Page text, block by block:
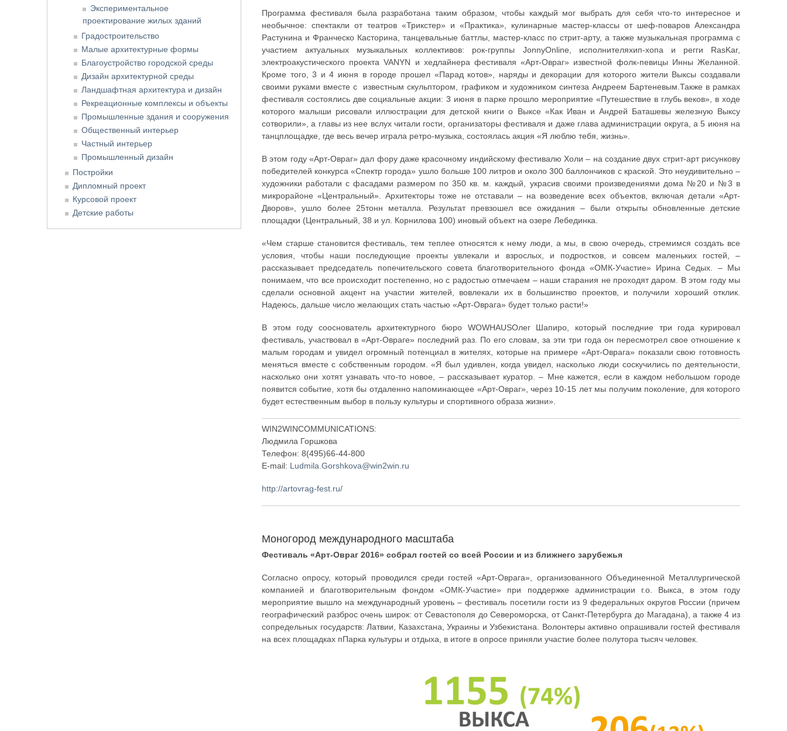
Программа фестиваля была разработана таким образом, чтобы каждый мог выбрать для себя что-то интересное и
необычное: спектакли от театров «Трикстер» и «Практика», кулинарные мастер-классы от шеф-поваров Александра
Растунина и Франческо Касторина, танцевальные баттлы, мастер-класс по стрит-арту, а также музыкальная программа с
участием актуальных музыкальных коллективов: рок-группы JonnyOnline, исполнителяхип-хопа и регги RasKar,
электроакустического проекта VANYN и хедлайнера фестиваля «Арт-Овраг» известной фолк-певицы Инны Желанной.
Кроме того, 3 и 4 июня в городе прошел «Парад котов», наряды и декорации для которого жители Выксы создавали
своими руками вместе с известным скульптором, графиком и художником синтеза Андреем Бартеневым.Также в рамках
фестиваля состоялись две социальные акции: 3 июня в парке прошло мероприятие «Путешествие в глубь веков», в ходе
которого малыши рисовали иллюстрации для детской книги о Выксе «Как Иван и Андрей Баташевы железную Выксу
сотворили», а главы из нее вслух читали гости, организаторы фестиваля и даже глава администрации округа, а 5 июня на
танцплощадке, где весь вечер играла ретро-музыка, состоялась акция «Я люблю тебя, жизнь».
В этом году «Арт-Овраг» дал фору даже красочному индийскому фестивалю Холи – на создание двух стрит-арт рисункову
победителей конкурса «Спектр города» ушло больше 100 литров и около 300 баллончиков с краской. Это неудивительно –
художники работали с фасадами размером по 350 кв. м. каждый, украсив своими произведениями дома №20 и №3 в
микрорайоне «Центральный». Архитекторы тоже не отставали – на возведение всех объектов, включая детали «Арт-
Дворов», ушло более 25тонн металла. Результат превзошел все ожидания – были открыты обновленные детские
площадки (Центральный, 38 и ул. Корнилова 100) иновый объект на озере Лебединка.
«Чем старше становится фестиваль, тем теплее относятся к нему люди, а мы, в свою очередь, стремимся создать все
условия, чтобы наши последующие проекты увлекали и взрослых, и подростков, и совсем маленьких гостей, –
рассказывает председатель попечительского совета благотворительного фонда «ОМК-Участие» Ирина Седых. – Мы
понимаем, что все происходит постепенно, но с радостью отмечаем – наши старания не проходят даром. В этом году мы
сделали основной акцент на участии жителей, вовлекали их в большинство проектов, и получили хороший отклик.
Надеюсь, дальше число желающих стать частью «Арт-Оврага» будет только расти!»
В этом году сооснователь архитектурного бюро WOWHAUSОлег Шапиро, который последние три года курировал
фестиваль, участвовал в «Арт-Овраге» последний раз. По его словам, за эти три года он пересмотрел свое отношение к
малым городам и увидел огромный потенциал в жителях, которые на примере «Арт-Оврага» показали свою готовность
меняться вместе с собственным городом. «Я был удивлен, когда увидел, насколько люди соскучились по деятельности,
насколько они хотят узнавать что-то новое, – рассказывает куратор. – Мне кажется, если в каждом небольшом городе
появится событие, хотя бы отдаленно напоминающее «Арт-Овраг», через 10-15 лет мы получим поколение, для которого
будет естественным выбор в пользу культуры и спортивного образа жизни».
WIN2WINCOMMUNICATIONS:
Людмила Горшкова
Телефон: 8(495)66-44-800
E-mail: Ludmila.Gorshkova@win2win.ru
http://artovrag-fest.ru/
Моногород международного масштаба
Фестиваль «Арт-Овраг 2016» собрал гостей со всей России и из ближнего зарубежья
Согласно опросу, который проводился среди гостей «Арт-Оврага», организованного Объединенной Металлургической
компанией и благотворительным фондом «ОМК-Участие» при поддержке администрации г.о. Выкса, в этом году
мероприятие вышло на международный уровень – фестиваль посетили гости из 9 федеральных округов России (причем
географический разброс очень широк: от Севастополя до Североморска, от Санкт-Петербурга до Магадана), а также 4 из
сопредельных государств: Латвии, Казахстана, Украины и Узбекистана. Волонтеры активно опрашивали гостей фестиваля
на всех площадках пПарка культуры и отдыха, в итоге в опросе приняли участие более полутора тысяч человек.
Экспериментальное
проектирование жилых зданий
Градостроительство
Малые архитектурные формы
Благоустройство городской среды
Дизайн архитектурной среды
Ландшафтная архитектура и дизайн
Рекреационные комплексы и объекты
Промышленные здания и сооружения
Общественный интерьер
Частный интерьер
Промышленный дизайн
Постройки
Дипломный проект
Курсовой проект
Детские работы